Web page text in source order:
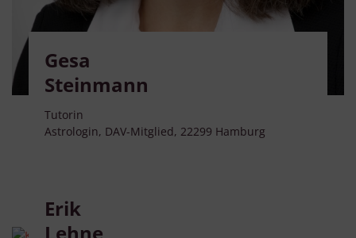
Gesa
Steinmann
Tutorin
Astrologin, DAV-Mitglied, 22299 Hamburg
Erik